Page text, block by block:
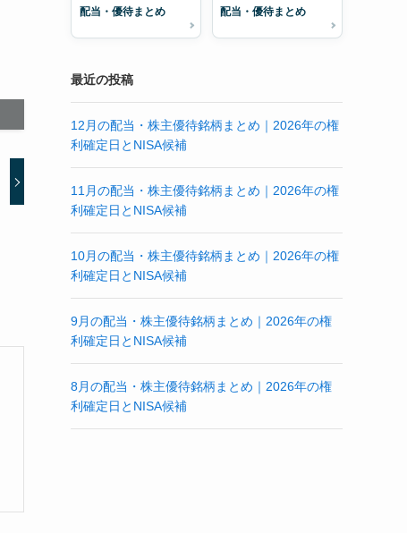
配当・優待まとめ 配当・優待まとめ
最近の投稿
12月の配当・株主優待銘柄まとめ｜2026年の権
利確定日とNISA候補
11月の配当・株主優待銘柄まとめ｜2026年の権
利確定日とNISA候補
10月の配当・株主優待銘柄まとめ｜2026年の権
利確定日とNISA候補
9月の配当・株主優待銘柄まとめ｜2026年の権
利確定日とNISA候補
8月の配当・株主優待銘柄まとめ｜2026年の権
利確定日とNISA候補